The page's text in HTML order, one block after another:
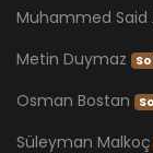
Muhammed Said
Metin Duymaz
Osman Bostan
Süleyman Malkoç